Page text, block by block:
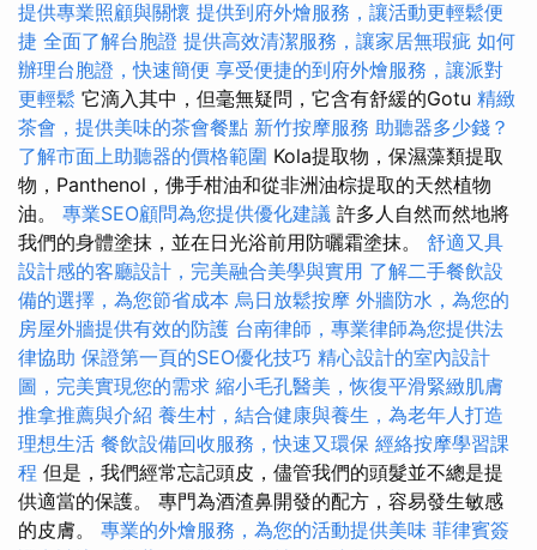
提供專業照顧與關懷 提供到府外燴服務，讓活動更輕鬆便
捷 全面了解台胞證 提供高效清潔服務，讓家居無瑕疵 如何
辦理台胞證，快速簡便 享受便捷的到府外燴服務，讓派對
更輕鬆 它滴入其中，但毫無疑問，它含有舒緩的Gotu 精緻
茶會，提供美味的茶會餐點 新竹按摩服務 助聽器多少錢？
了解市面上助聽器的價格範圍 Kola提取物，保濕藻類提取
物，Panthenol，佛手柑油和從非洲油棕提取的天然植物
油。 專業SEO顧問為您提供優化建議 許多人自然而然地將
我們的身體塗抹，並在日光浴前用防曬霜塗抹。 舒適又具
設計感的客廳設計，完美融合美學與實用 了解二手餐飲設
備的選擇，為您節省成本 烏日放鬆按摩 外牆防水，為您的
房屋外牆提供有效的防護 台南律師，專業律師為您提供法
律協助 保證第一頁的SEO優化技巧 精心設計的室內設計
圖，完美實現您的需求 縮小毛孔醫美，恢復平滑緊緻肌膚
推拿推薦與介紹 養生村，結合健康與養生，為老年人打造
理想生活 餐飲設備回收服務，快速又環保 經絡按摩學習課
程 但是，我們經常忘記頭皮，儘管我們的頭髮並不總是提
供適當的保護。 專門為酒渣鼻開發的配方，容易發生敏感
的皮膚。 專業的外燴服務，為您的活動提供美味 菲律賓簽